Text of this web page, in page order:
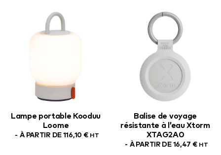
Lampe portable Kooduu
Loome
À PARTIR DE116,10 € HT
Balise de voyage
résistante à l’eau Xtorm
XTAG2A0
À PARTIR DE16,47 € HT